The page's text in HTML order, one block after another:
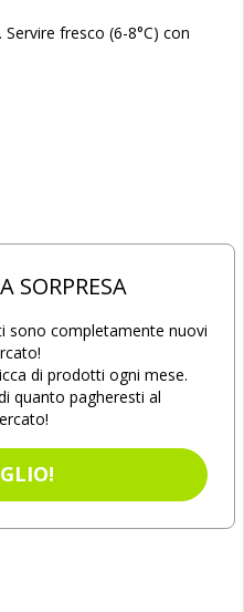
fresco (6-8°C) con
SORPRESA
sono completamente nuovi
di prodotti ogni mese.
quanto pagheresti al